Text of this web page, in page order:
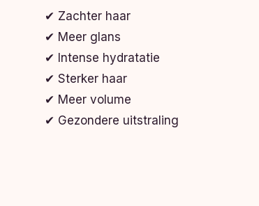
✔ Zachter haar
✔ Meer glans
✔ Intense hydratatie
✔ Sterker haar
✔ Meer volume
✔ Gezondere uitstraling